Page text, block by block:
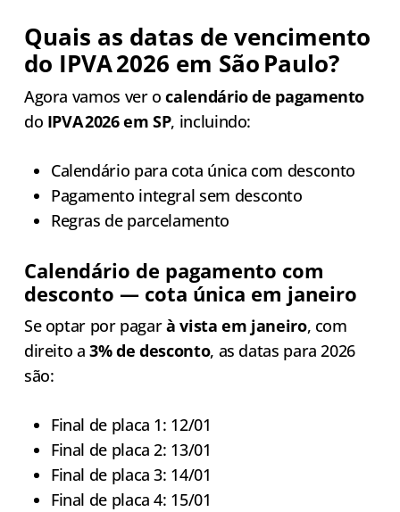
Quais as datas de vencimento
do IPVA 2026 em São Paulo?
Agora vamos ver ocalendário de pagamento
do IPVA 2026 em SP, incluindo:
Calendário para cota única com desconto
Pagamento integral sem desconto
Regras de parcelamento
Calendário de pagamento com
desconto — cota única em janeiro
Se optar por pagarà vista em janeiro, com
direito a3% de desconto, as datas para 2026
são:
Final de placa 1: 12/01
Final de placa 2: 13/01
Final de placa 3: 14/01
Final de placa 4: 15/01